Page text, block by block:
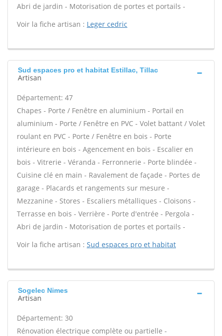
Abri de jardin - Motorisation de portes et portails -
Voir la fiche artisan : Leger cedric
Sud espaces pro et habitat Estillac, Tillac
Artisan
Département: 47
Chapes - Porte / Fenêtre en aluminium - Portail en
aluminium - Porte / Fenêtre en PVC - Volet battant / Volet
roulant en PVC - Porte / Fenêtre en bois - Porte
intérieure en bois - Agencement en bois - Escalier en
bois - Vitrerie - Véranda - Ferronnerie - Porte blindée -
Cuisine clé en main - Ravalement de façade - Portes de
garage - Placards et rangements sur mesure -
Mezzanine - Stores - Escaliers métalliques - Cloisons -
Terrasse en bois - Verrière - Porte d'entrée - Pergola -
Abri de jardin - Motorisation de portes et portails -
Voir la fiche artisan : Sud espaces pro et habitat
Sogelec Nimes
Artisan
Département: 30
Rénovation électrique complète ou partielle -